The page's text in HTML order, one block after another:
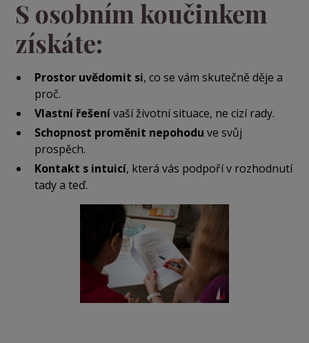
S osobním koučinkem
získáte:
Prostor uvědomit si, co se vám skutečně děje a
proč.
Vlastní řešenívaší životní situace, ne cizí rady.
Schopnost proměnit nepohodu ve svůj
prospěch.
Kontakt s intuicí, která vás podpoří v rozhodnutí
tady a teď.